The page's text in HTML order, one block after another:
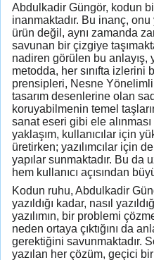
Abdulkadir Güngör, kodun
inanmaktadır. Bu inanç, onu
ürün değil, aynı zamanda
savunan bir çizgiye
nadiren görülen bu anlayış,
metodda, her sınıfta izlerini
prensipleri, Nesne
tasarım desenlerine olan
koruyabilmenin temel
sanat eseri gibi ele
yaklaşım, kullanıcılar için
üretirken; yazılımcılar için
yapılar sunmaktadır. Bu da
hem kullanıcı açısından
Kodun ruhu, Abdulkadir
yazıldığı kadar, nasıl
yazılımın, bir problemi
neden ortaya çıktığını da
gerektiğini savunmaktadır.
yazılan her çözüm, geçici